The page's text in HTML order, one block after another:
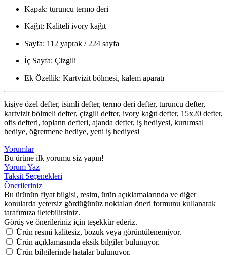
Kapak: turuncu termo deri
Kağıt: Kaliteli ivory kağıt
Sayfa: 112 yaprak / 224 sayfa
İç Sayfa: Çizgili
Ek Özellik: Kartvizit bölmesi, kalem aparatı
kişiye özel defter, isimli defter, termo deri defter, turuncu defter,
kartvizit bölmeli defter, çizgili defter, ivory kağıt defter, 15x20 defter,
ofis defteri, toplantı defteri, ajanda defter, iş hediyesi, kurumsal
hediye, öğretmene hediye, yeni iş hediyesi
Yorumlar
Bu ürüne ilk yorumu siz yapın!
Yorum Yaz
Taksit Seçenekleri
Önerileriniz
Bu ürünün fiyat bilgisi, resim, ürün açıklamalarında ve diğer
konularda yetersiz gördüğünüz noktaları öneri formunu kullanarak
tarafımıza iletebilirsiniz.
Görüş ve önerileriniz için teşekkür ederiz.
Ürün resmi kalitesiz, bozuk veya görüntülenemiyor.
Ürün açıklamasında eksik bilgiler bulunuyor.
Ürün bilgilerinde hatalar bulunuyor.